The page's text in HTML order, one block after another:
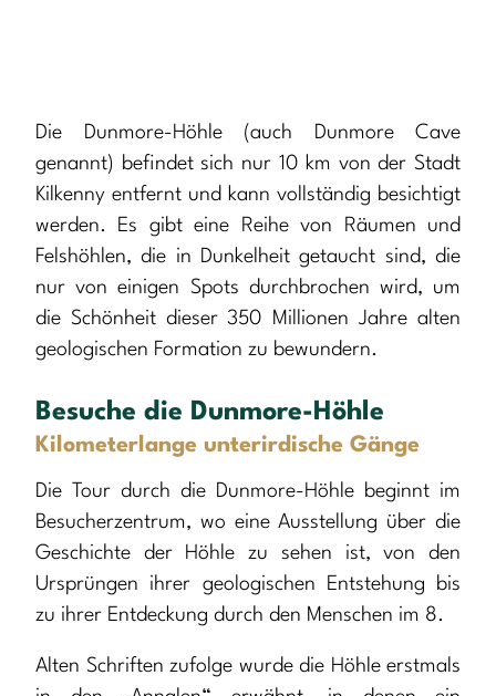
Die Dunmore-Höhle (auch Dunmore Cave
genannt) befindet sich nur 10 km von der Stadt
Kilkenny entfernt und kann vollständig besichtigt
werden. Es gibt eine Reihe von Räumen und
Felshöhlen, die in Dunkelheit getaucht sind, die
nur von einigen Spots durchbrochen wird, um
die Schönheit dieser 350 Millionen Jahre alten
geologischen Formation zu bewundern.
Besuche die Dunmore-Höhle
Kilometerlange unterirdische Gänge
Die Tour durch die Dunmore-Höhle beginnt im
Besucherzentrum, wo eine Ausstellung über die
Geschichte der Höhle zu sehen ist, von den
Ursprüngen ihrer geologischen Entstehung bis
zu ihrer Entdeckung durch den Menschen im 8.
Alten Schriften zufolge wurde die Höhle erstmals